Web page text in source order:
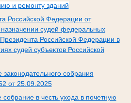
и ремонту зданий
Российской Федерации от
судей федеральных
Российской Федерации в
судей субъектов Российской
законодательного собрания
от 25.09.2025
собрание в честь ухода в почетную